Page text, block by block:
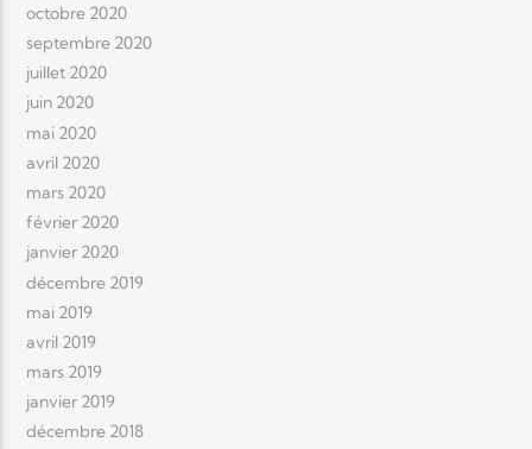
octobre 2020
septembre 2020
juillet 2020
juin 2020
mai 2020
avril 2020
mars 2020
février 2020
janvier 2020
décembre 2019
mai 2019
avril 2019
mars 2019
janvier 2019
décembre 2018